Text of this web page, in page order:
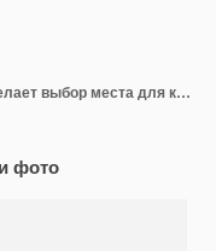
Счастливая девочка-подросток делает выбор места для копирования концепции пространства, показывая, как ребенок делает продвижение и рекламу, рекламные жесты, предложение продукта, представляя продукт, ребенок дает совет
фото